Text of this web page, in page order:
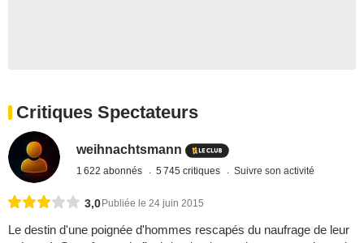
Critiques Spectateurs
weihnachtsmann
1 622 abonnés 5 745 critiques Suivre son activité
3,0 Publiée le 24 juin 2015
Le destin d'une poignée d'hommes rescapés du naufrage de leur